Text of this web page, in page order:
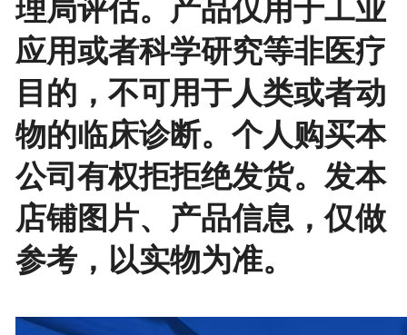
理局评估。产品仅用于工业
应用或者科学研究等非医疗
目的，不可用于人类或者动
物的临床诊断。个人购买本
公司有权拒拒绝发货。发本
店铺图片、产品信息，仅做
参考，以实物为准。